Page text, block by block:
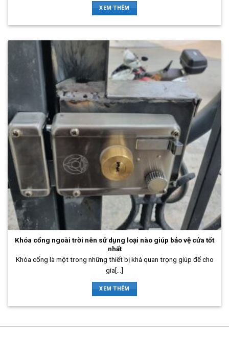
XEM THÊM
Khóa cổng ngoài trời nên sử dụng loại nào giúp bảo vệ cửa tốt
nhất
Khóa cổng là một trong những thiết bị khá quan trọng giúp để cho
gia[...]
XEM THÊM